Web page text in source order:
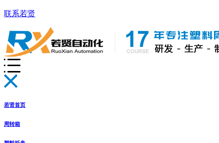
联系若贤
若贤首页
周转箱